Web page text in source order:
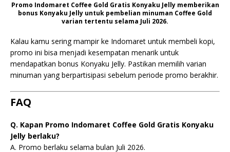
Promo Indomaret Coffee Gold Gratis Konyaku Jelly memberikan
bonus Konyaku Jelly untuk pembelian minuman Coffee Gold
varian tertentu selama Juli 2026.
Kalau kamu sering mampir ke Indomaret untuk membeli kopi,
promo ini bisa menjadi kesempatan menarik untuk
mendapatkan bonus Konyaku Jelly. Pastikan memilih varian
minuman yang berpartisipasi sebelum periode promo berakhir.
FAQ
Q. Kapan Promo Indomaret Coffee Gold Gratis Konyaku
Jelly berlaku?
A. Promo berlaku selama bulan Juli 2026.